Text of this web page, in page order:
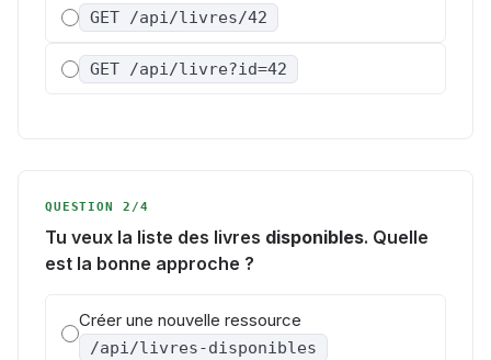
GET /api/livres/42
GET /api/livre?id=42
QUESTION 2/4
Tu veux la liste des livres disponibles. Quelle
est la bonne approche ?
Créer une nouvelle ressource
/api/livres-disponibles